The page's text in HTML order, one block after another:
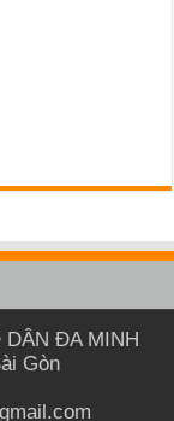
ĐA MINH
Gòn